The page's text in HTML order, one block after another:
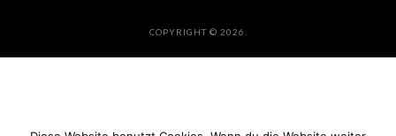
COPYRIGHT © 2026.